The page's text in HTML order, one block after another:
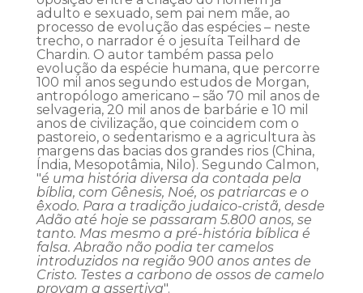
adulto e sexuado, sem pai nem mãe, ao
processo de evolução das espécies – neste
trecho, o narrador é o jesuíta Teilhard de
Chardin. O autor também passa pelo
evolução da espécie humana, que percorre
100 mil anos segundo estudos de Morgan,
antropólogo americano – são 70 mil anos de
selvageria, 20 mil anos de barbárie e 10 mil
anos de civilização, que coincidem com o
pastoreio, o sedentarismo e a agricultura às
margens das bacias dos grandes rios (China,
Índia, Mesopotâmia, Nilo). Segundo Calmon,
"é uma história diversa da contada pela
bíblia, com Gênesis, Noé, os patriarcas e o
êxodo. Para a tradição judaico-cristã, desde
Adão até hoje se passaram 5.800 anos, se
tanto. Mas mesmo a pré-história bíblica é
falsa. Abraão não podia ter camelos
introduzidos na região 900 anos antes de
Cristo. Testes a carbono de ossos de camelo
provam a assertiva".